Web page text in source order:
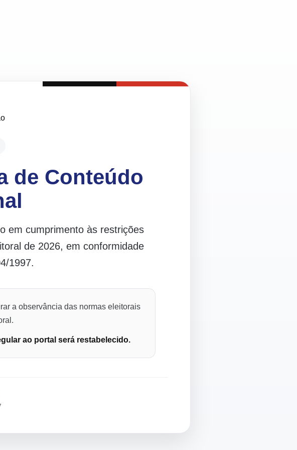
de Conteúdo
em cumprimento às restrições
de 2026, em conformidade
1997.
a observância das normas eleitorais
ao portal será restabelecido.